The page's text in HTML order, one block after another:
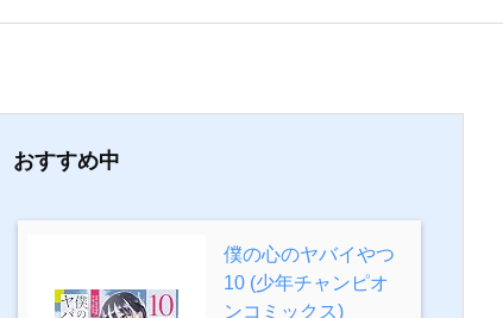
おすすめ中
僕の心のヤバイやつ
10 (少年チャンピオ
ンコミックス)